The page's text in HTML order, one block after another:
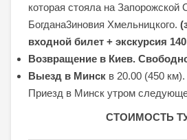
которая стояла на Запорожской
Богдана3иновия Хмельницкого.
входной билет + экскурсия
Возвращение в Киев.
Выезд в Минск в 20.00 (450
Приезд в Минск утром
СТОИМОСТЬ